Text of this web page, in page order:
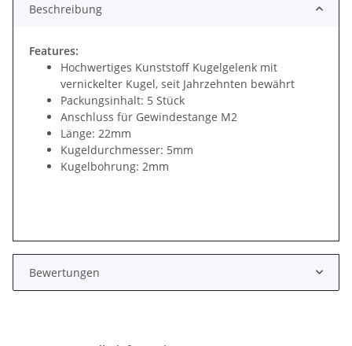
Beschreibung
Features:
Hochwertiges Kunststoff Kugelgelenk mit
vernickelter Kugel, seit Jahrzehnten bewährt
Packungsinhalt: 5 Stück
Anschluss für Gewindestange M2
Länge: 22mm
Kugeldurchmesser: 5mm
Kugelbohrung: 2mm
Bewertungen